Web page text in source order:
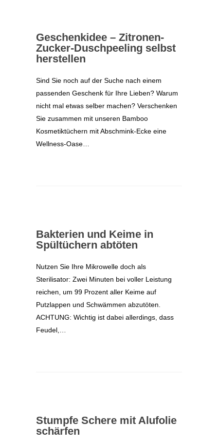
Geschenkidee – Zitronen-
Zucker-Duschpeeling selbst
herstellen
Sind Sie noch auf der Suche nach einem
passenden Geschenk für Ihre Lieben? Warum
nicht mal etwas selber machen? Verschenken
Sie zusammen mit unseren Bamboo
Kosmetiktüchern mit Abschmink-Ecke eine
Wellness-Oase…
Bakterien und Keime in
Spültüchern abtöten
Nutzen Sie Ihre Mikrowelle doch als
Sterilisator: Zwei Minuten bei voller Leistung
reichen, um 99 Prozent aller Keime auf
Putzlappen und Schwämmen abzutöten.
ACHTUNG: Wichtig ist dabei allerdings, dass
Feudel,…
Stumpfe Schere mit Alufolie
schärfen